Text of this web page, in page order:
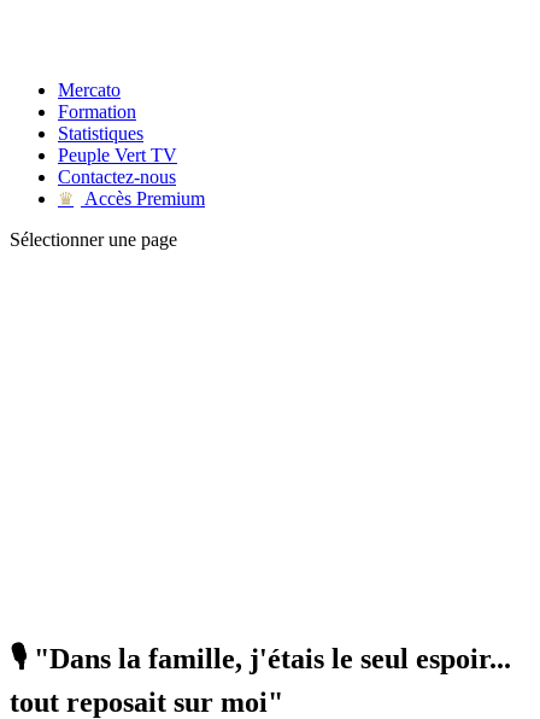
Mercato
Formation
Statistiques
Peuple Vert TV
Contactez-nous
♛
Accès Premium
Sélectionner une page
🎙️ "Dans la famille, j'étais le seul espoir...
tout reposait sur moi"